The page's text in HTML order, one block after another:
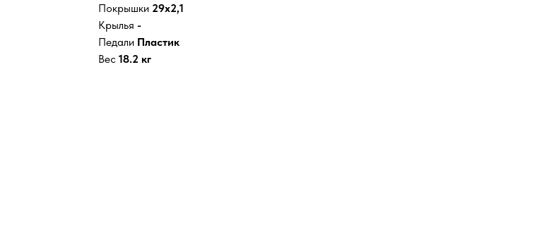
Покрышки 29x2,1
Крылья -
Педали Пластик
Вес 18.2 кг